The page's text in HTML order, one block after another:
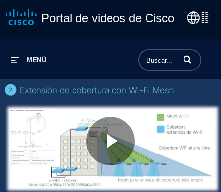
Portal de videos de Cisco
MENÚ Introduzca los
Play